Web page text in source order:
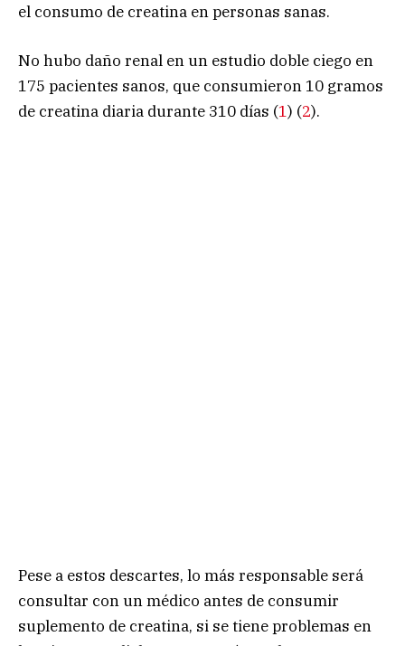
el consumo de creatina en personas sanas.
No hubo daño renal en un estudio doble ciego en
175 pacientes sanos, que consumieron 10 gramos
de creatina diaria durante 310 días (1) (2).
Pese a estos descartes, lo más responsable será
consultar con un médico antes de consumir
suplemento de creatina, si se tiene problemas en